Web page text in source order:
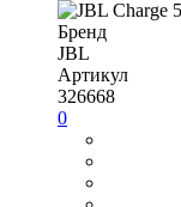
Бренд
JBL
Артикул
326668
0